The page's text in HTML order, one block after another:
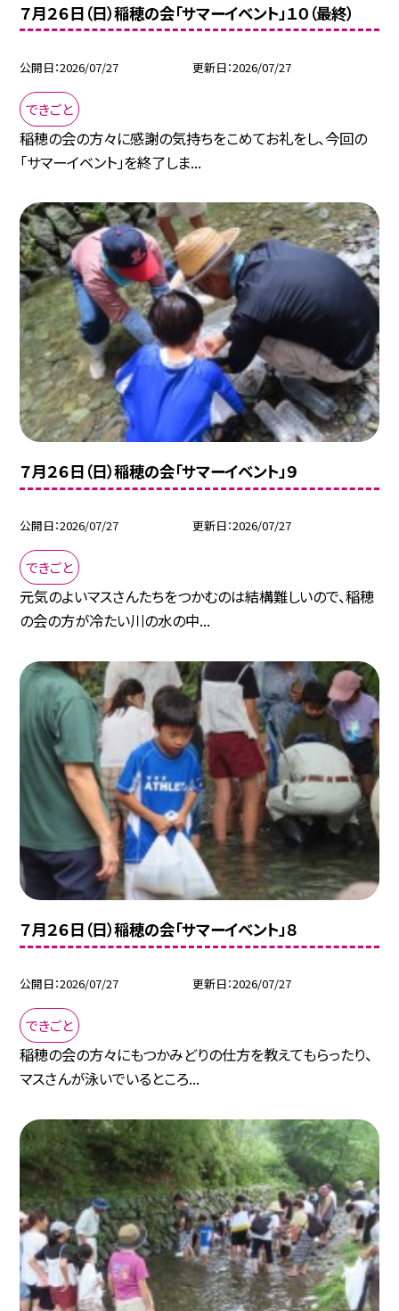
７月２６日（日）稲穂の会「サマーイベント」１０（最終）
公開日 2026/07/27 更新日 2026/07/27
できごと
稲穂の会の方々に感謝の気持ちをこめてお礼をし、今回の
「サマーイベント」を終了しま...
７月２６日（日）稲穂の会「サマーイベント」９
公開日 2026/07/27 更新日 2026/07/27
できごと
元気のよいマスさんたちをつかむのは結構難しいので、稲穂
の会の方が冷たい川の水の中...
７月２６日（日）稲穂の会「サマーイベント」８
公開日 2026/07/27 更新日 2026/07/27
できごと
稲穂の会の方々にもつかみどりの仕方を教えてもらったり、
マスさんが泳いでいるところ...